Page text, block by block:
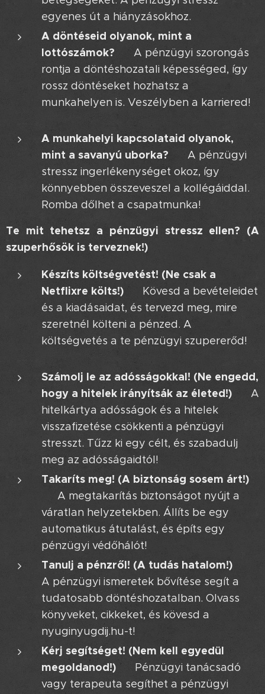
egyenes út a hiányzásokhoz. 🛌
A döntéseid olyanok, mint a
lottószámok? 🍀
A pénzügyi szorongás
rontja a döntéshozatali képességed, így
rossz döntéseket hozhatsz a
munkahelyen is. Veszélyben a karriered!
A munkahelyi kapcsolataid olyanok,
mint a savanyú uborka? 🥒
A pénzügyi
stressz ingerlékenységet okoz, így
könnyebben összeveszel a kollégáiddal.
Romba dőlhet a csapatmunka! 💔
Te mit tehetsz a pénzügyi stressz ellen? (A
szuperhősök is terveznek!)
Készíts költségvetést! (Ne csak a
Netflixre költs!) 📝
Kövesd a bevételeidet
és a kiadásaidat, és tervezd meg, mire
szeretnél költeni a pénzed. A
költségvetés a te pénzügyi szupererőd!
Számolj le az adósságokkal! (Ne engedd,
hogy a hitelek irányítsák az életed!) 🧛‍♂️
A
hitelkártya adósságok és a hitelek
visszafizetése csökkenti a pénzügyi
stresszt. Tűzz ki egy célt, és szabadulj
meg az adósságaidtól! 🎯
Takaríts meg! (A biztonság sosem árt!)
A megtakarítás biztonságot nyújt a
váratlan helyzetekben. Állíts be egy
automatikus átutalást, és építs egy
pénzügyi védőhálót! 🕸️
Tanulj a pénzről! (A tudás hatalom!) 🧠
A pénzügyi ismeretek bővítése segít a
tudatosabb döntéshozatalban. Olvass
könyveket, cikkeket, és kövesd a
nyuginyugdij.hu-t! 😉
Kérj segítséget! (Nem kell egyedül
megoldanod!) 🤝
Pénzügyi tanácsadó
vagy terapeuta segíthet a pénzügyi